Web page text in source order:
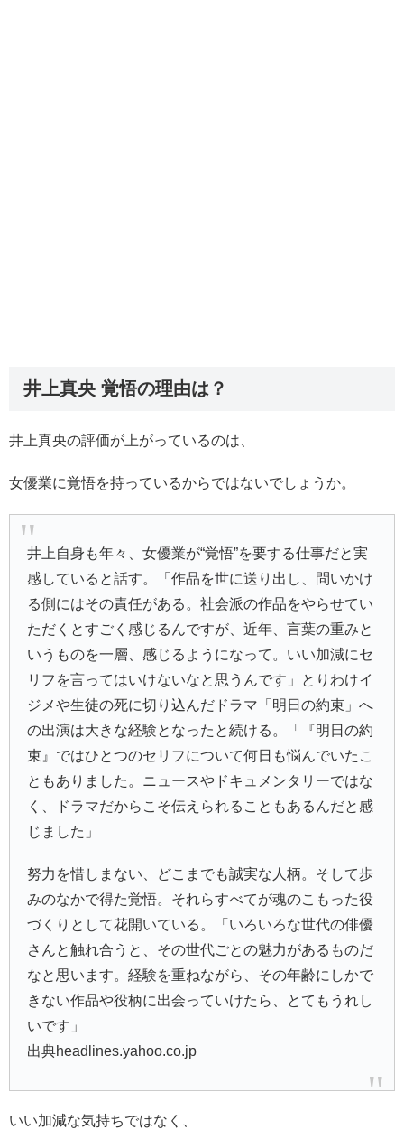
井上真央 覚悟の理由は？
井上真央の評価が上がっているのは、
女優業に覚悟を持っているからではないでしょうか。
井上自身も年々、女優業が“覚悟”を要する仕事だと実
感していると話す。「作品を世に送り出し、問いかけ
る側にはその責任がある。社会派の作品をやらせてい
ただくとすごく感じるんですが、近年、言葉の重みと
いうものを一層、感じるようになって。いい加減にセ
リフを言ってはいけないなと思うんです」とりわけイ
ジメや生徒の死に切り込んだドラマ「明日の約束」へ
の出演は大きな経験となったと続ける。「『明日の約
束』ではひとつのセリフについて何日も悩んでいたこ
ともありました。ニュースやドキュメンタリーではな
く、ドラマだからこそ伝えられることもあるんだと感
じました」
努力を惜しまない、どこまでも誠実な人柄。そして歩
みのなかで得た覚悟。それらすべてが魂のこもった役
づくりとして花開いている。「いろいろな世代の俳優
さんと触れ合うと、その世代ごとの魅力があるものだ
なと思います。経験を重ねながら、その年齢にしかで
きない作品や役柄に出会っていけたら、とてもうれし
いです」
出典headlines.yahoo.co.jp
いい加減な気持ちではなく、